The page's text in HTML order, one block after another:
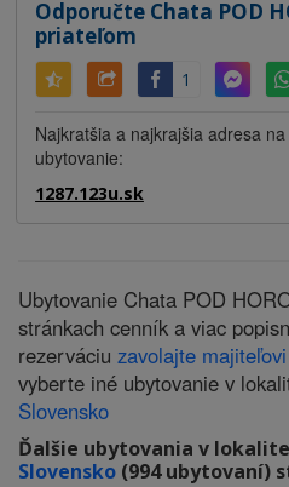
Odporučte Chata POD
priateľom
1
Najkratšia a najkrajšia adresa
ubytovanie:
1287.123u.sk
Ubytovanie Chata POD
stránkach cenník a viac
rezerváciu zavolajte
vyberte iné ubytovanie v
Slovensko
Ďalšie ubytovania v lokalite
Slovensko (994 ubytovaní)